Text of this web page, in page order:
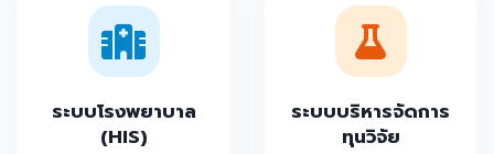
ระบบโรงพยาบาล
(HIS)
ระบบบริหารจัดการ
ทุนวิจัย